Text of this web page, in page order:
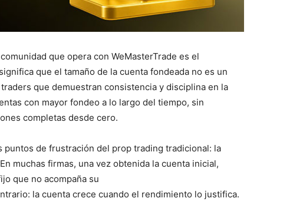
que opera con WeMasterTrade es el
que el tamaño de la cuenta fondeada no es un
que demuestran consistencia y disciplina en la
con mayor fondeo a lo largo del tiempo, sin
completas desde cero.
puntos de frustración del prop trading tradicional: la
muchas firmas, una vez obtenida la cuenta inicial,
que no acompaña su
la cuenta crece cuando el rendimiento lo justifica.